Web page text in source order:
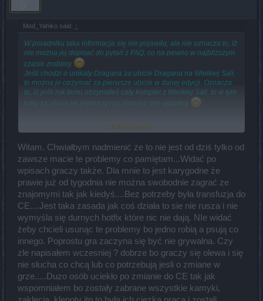
Mod_Yahiko said: ↑
W poradniku taka informacja się nie pojawiła, ale nie oznacza to, iż
nie można jej dopisać do pytań z FAQ, co na pewno w najbliższym
czasie zrobimy
Jeśli chodzi o unikaty Dragana za ubicie Dragana na Wielkiej Sali,
to można je otrzymać za pierwsze ubicie w danej edycji. Oznacza
to, iż jeśli rok temu otrzymałeś cały komplet z Wielkiej Sali, to w tym
roku za ubicie jej pierwszy raz również one wpadną
naprawienie tego błędu jest bardziej skomplikowane, przez co
wydłuża się czas jego występowania, a też trzeba mieć na uwadze,
że oni ten błąd chcą naprawić w całości, żeby potem nie było
sytuacji, że wprowadzają hotfix, który nie do końca wyeliminuje ten
błąd, dlatego jeszcze chwilę im to zajmie. Czy nazwałbym to
olewaniem graczy? Nie, raczej nie użyłbym tego słowa. Jest jednak
małe pocieszenie, gdyż z dzisiejszej wypowiedzi CM Shanty'ego
można wyciągnąć informację, że będą rozmowy na tematu
przedłużenia okresu trwania akcji specjalnej, co głównie graczom z
Grimmaga, których najbardziej dotyka ten błąd, powinno
podpasować.
Click to expand...
Witam. Chwiałbym nadmienić że to nie jest od dziś tylko od
zawsze macie te problemy co pamiętam...Widać po
wpisach graczy także. Dla mnie to jest karygodne że
prawie już od tygodnia nie można swobodnie zagrać ze
znajomymi tak jak kiedyś....Bez potrzeby była transfuzja do
CE....Jest taka zasada jak coś działa to sie nie rusza i nie
wymyśla się durnych hotfix które nic nie dają. NIe widać
żeby chcieli usunąc te problemy bo jedno robią a psują co
innego. Poprostu gra zaczyna się być nie grywalna. Czy
zle napisałem wczesniej ? dobrze bo graczy się olewa i się
nie słucha co chcą lub co potrzebują jesli o zmiane w
grze.....Duzo osób uciekło po zmianie do CE tak jak
wspomniałem bo zostały zabrane wszystkie kamyki,